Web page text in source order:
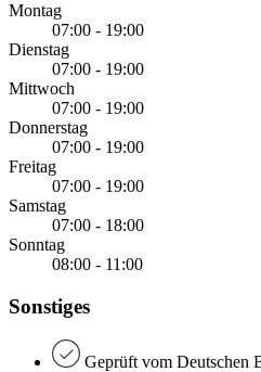
Montag
07:00 - 19:00
Dienstag
07:00 - 19:00
Mittwoch
07:00 - 19:00
Donnerstag
07:00 - 19:00
Freitag
07:00 - 19:00
Samstag
07:00 - 18:00
Sonntag
08:00 - 11:00
Sonstiges
Geprüft vom Deutschen